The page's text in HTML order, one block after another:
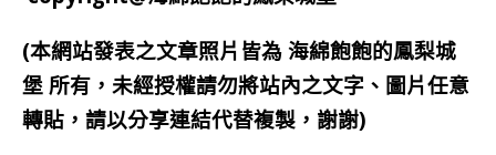
(本網站發表之文章照片皆為 海綿飽飽的鳳梨城
堡 所有，未經授權請勿將站內之文字、圖片任意
轉貼，請以分享連結代替複製，謝謝)